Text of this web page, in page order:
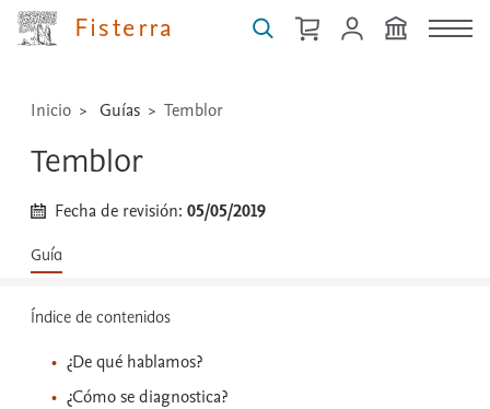
Fisterra
técnicas
...
Inicio Guías Temblor
Temblor
Fecha de revisión:05/05/2019
Guía
Índice de contenidos
¿De qué hablamos?
¿Cómo se diagnostica?